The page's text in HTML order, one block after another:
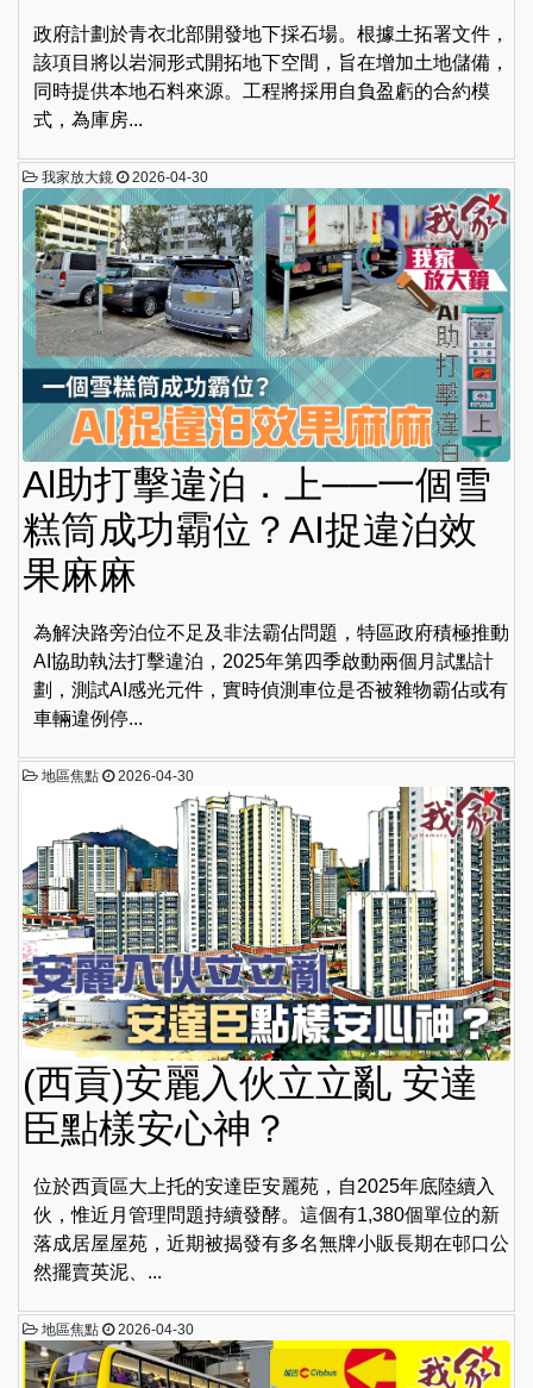
政府計劃於青衣北部開發地下採石場。根據土拓署文件，
該項目將以岩洞形式開拓地下空間，旨在增加土地儲備，
同時提供本地石料來源。工程將採用自負盈虧的合約模
式，為庫房...
我家放大鏡 2026-04-30
Al助打擊違泊．上──一個雪
糕筒成功霸位？AI捉違泊效
果麻麻
為解決路旁泊位不足及非法霸佔問題，特區政府積極推動
AI協助執法打擊違泊，2025年第四季啟動兩個月試點計
劃，測試AI感光元件，實時偵測車位是否被雜物霸佔或有
車輛違例停...
地區焦點 2026-04-30
(西貢)安麗入伙立立亂 安達
臣點樣安心神？
位於西貢區大上托的安達臣安麗苑，自2025年底陸續入
伙，惟近月管理問題持續發酵。這個有1,380個單位的新
落成居屋屋苑，近期被揭發有多名無牌小販長期在邨口公
然擺賣英泥、...
地區焦點 2026-04-30